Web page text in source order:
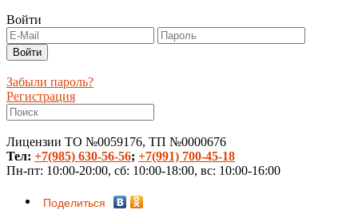
Войти
Забыли пароль?
Регистрация
Лицензии ТО №0059176, ТП №0000676
Тел: +7(985) 630-56-56; +7(991) 700-45-18
Пн-пт: 10:00-20:00, сб: 10:00-18:00, вс: 10:00-16:00
Поделиться